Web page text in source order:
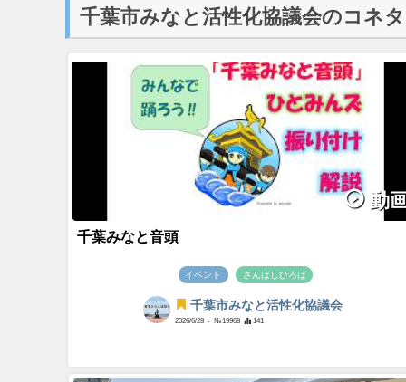
千葉市みなと活性化協議会のコネタ
動
千葉みなと音頭
イベント さんばしひろば
千葉市みなと活性化協議会
2026/6/28 - №19968 141